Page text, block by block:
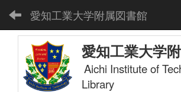
愛知工業大学附属図書館
愛知工業大学
Aichi Institute of
Library